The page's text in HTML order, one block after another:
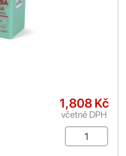
1,808 Kč
včetně DPH